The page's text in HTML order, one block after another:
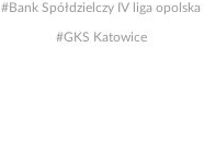
#Bank Spółdzielczy IV liga opolska
#GKS Katowice